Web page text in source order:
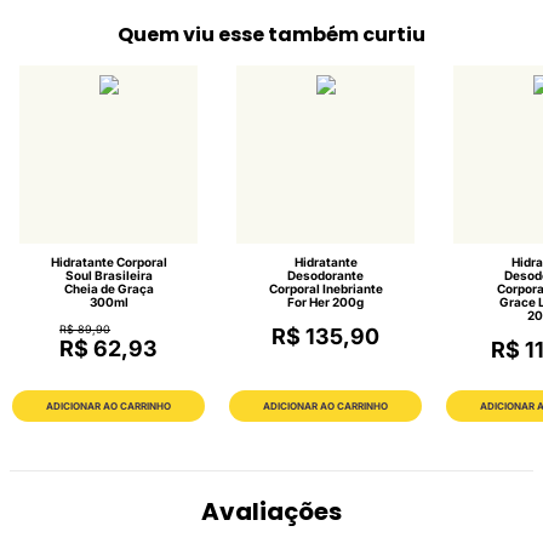
Quem viu esse também curtiu
Hidratante Corporal
Soul Brasileira
Cheia de Graça
300ml
R$ 89,90
R$ 62,93
ADICIONAR AO CARRINHO
Hidratante
Desodorante
Corporal Inebriante
For Her 200g
R$ 135,90
ADICIONAR AO CARRINHO
Grace
R$
ADICIONAR
Avaliações